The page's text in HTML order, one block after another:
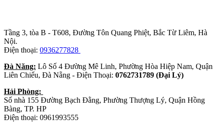
Tầng 3, tòa B - T608, Đường Tôn Quang Phiệt, Bắc Từ Liêm, Hà
Nội.
Điện thoại: 0936277828
Đà Năng: Lô Số 4 Đường Mê Linh, Phường Hòa Hiệp Nam, Quận
Liên Chiểu, Đà Nẵng - Điện Thoại: 0762731789 (Đại Lý)
Hải Phòng:
Số nhà 155 Đường Bạch Đằng, Phường Thượng Lý, Quận Hồng
Bàng, TP. HP
Điện thoại: 0961993555